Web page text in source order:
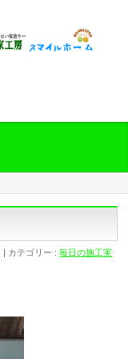
カテゴリー :毎日の施工実